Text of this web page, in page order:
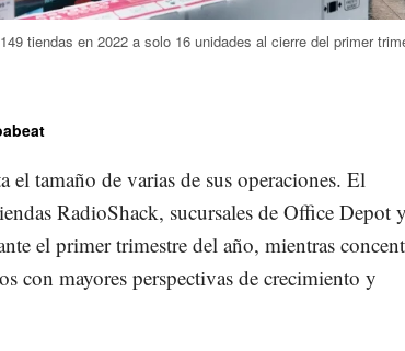
tiendas en 2022 a solo 16 unidades al cierre del primer
el tamaño de varias de sus operaciones. El
RadioShack, sucursales de Office Depot
el primer trimestre del año, mientras
con mayores perspectivas de crecimiento y